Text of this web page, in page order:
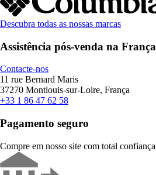
Descubra todas as nossas marcas
Assistência pós-venda na França
Contacte-nos
11 rue Bernard Maris
37270 Montlouis-sur-Loire, França
+33 1 86 47 62 58
Pagamento seguro
Compre em nosso site com total confiança